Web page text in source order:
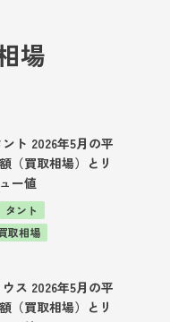
場
ト 2026年5月の平
（買取相場）とリ
ー値
タント
取相場
ス 2026年5月の平
（買取相場）とリ